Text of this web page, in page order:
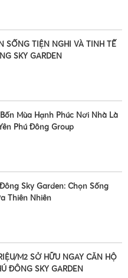
SỐNG TIỆN NGHI VÀ TINH TẾ
SKY GARDEN
Mùa Hạnh Phúc Nơi Nhà Là
Phú Đông Group
Sky Garden: Chọn Sống
Thiên Nhiên
M2 SỞ HỮU NGAY CĂN HỘ
ĐÔNG SKY GARDEN